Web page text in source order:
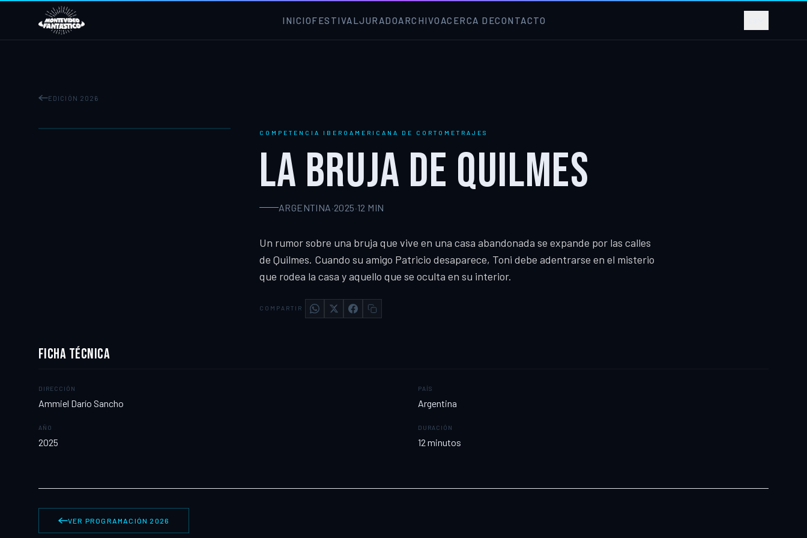
INICIOFESTIVALJURADOARCHIVO ACERCA DECONTACTO
EDICIÓN 2026
COMPETENCIA IBEROAMERICANA DE CORTOMETRAJES
LA BRUJA DE QUILMES
ARGENTINA·2025·12 MIN
Un rumor sobre una bruja que vive en una casa abandonada se expande por las calles
de Quilmes. Cuando su amigo Patricio desaparece, Toni debe adentrarse en el misterio
que rodea la casa y aquello que se oculta en su interior.
COMPARTIR
FICHA TÉCNICA
DIRECCIÓN
Ammiel Darío Sancho
PAÍS
Argentina
AÑO
2025
DURACIÓN
12 minutos
VER PROGRAMACIÓN 2026